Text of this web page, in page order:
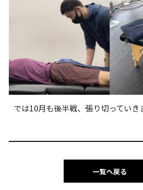
では10月も後半戦、張り切っていき
一覧へ戻る